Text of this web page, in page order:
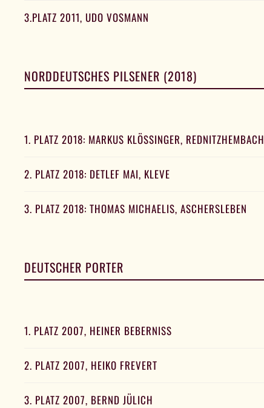
3.PLATZ 2011, UDO VOSMANN
NORDDEUTSCHES PILSENER (2018)
1. PLATZ 2018: MARKUS KLÖSSINGER, REDNITZHEMBACH
2. PLATZ 2018: DETLEF MAI, KLEVE
3. PLATZ 2018: THOMAS MICHAELIS, ASCHERSLEBEN
DEUTSCHER PORTER
1. PLATZ 2007, HEINER BEBERNISS
2. PLATZ 2007, HEIKO FREVERT
3. PLATZ 2007, BERND JÜLICH